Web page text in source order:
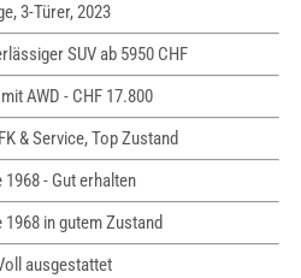
3-Türer, 2023
SUV ab 5950 CHF
AWD - CHF 17.800
& Service, Top Zustand
- Gut erhalten
in gutem Zustand
ausgestattet